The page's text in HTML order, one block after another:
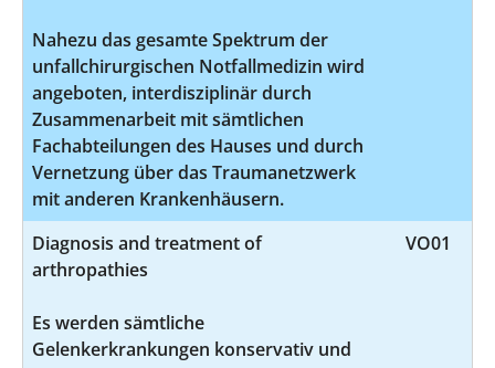
Nahezu das gesamte Spektrum der
unfallchirurgischen Notfallmedizin wird
angeboten, interdisziplinär durch
Zusammenarbeit mit sämtlichen
Fachabteilungen des Hauses und durch
Vernetzung über das Traumanetzwerk
mit anderen Krankenhäusern.
Diagnosis and treatment of
arthropathies
Es werden sämtliche
Gelenkerkrankungen konservativ und
VO01